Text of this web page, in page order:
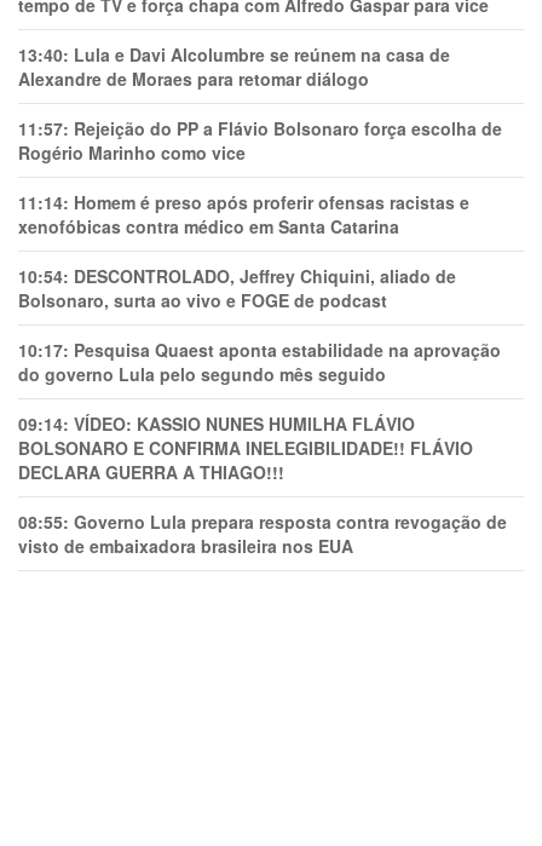
tempo de TV e força chapa com Alfredo Gaspar para vice
13:40: Lula e Davi Alcolumbre se reúnem na casa de
Alexandre de Moraes para retomar diálogo
11:57: Rejeição do PP a Flávio Bolsonaro força escolha de
Rogério Marinho como vice
11:14: Homem é preso após proferir ofensas racistas e
xenofóbicas contra médico em Santa Catarina
10:54: DESCONTROLADO, Jeffrey Chiquini, aliado de
Bolsonaro, surta ao vivo e FOGE de podcast
10:17: Pesquisa Quaest aponta estabilidade na aprovação
do governo Lula pelo segundo mês seguido
09:14: VÍDEO: KASSIO NUNES HUMlLHA FLÁVIO
BOLSONARO E CONFIRMA INELEGIBILIDADE!! FLÁVIO
DECLARA GUERRA A THIAGO!!!
08:55: Governo Lula prepara resposta contra revogação de
visto de embaixadora brasileira nos EUA